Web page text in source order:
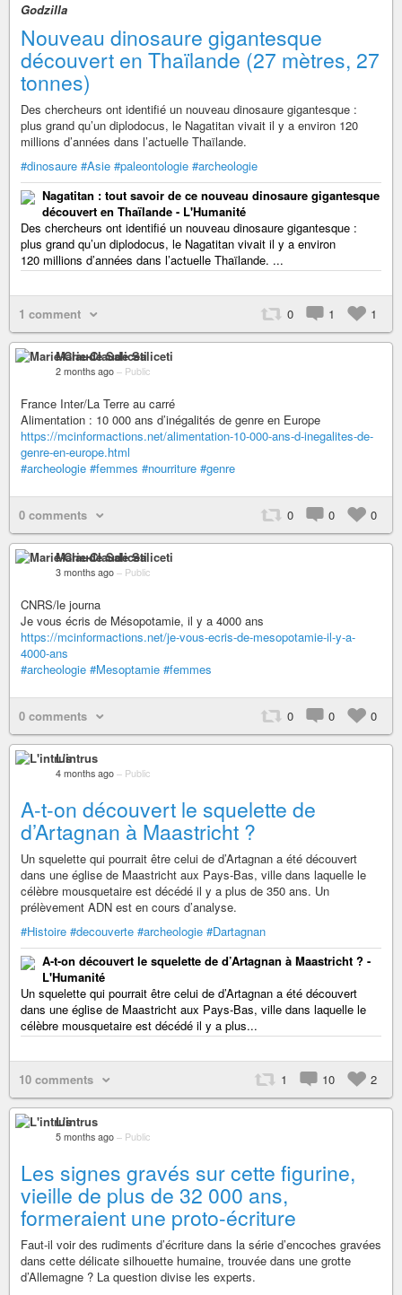
Godzilla
Nouveau dinosaure gigantesque
découvert en Thaïlande (27 mètres, 27
tonnes)
Des chercheurs ont identifié un nouveau dinosaure gigantesque :
plus grand qu’un diplodocus, le Nagatitan vivait il y a environ 120
millions d’années dans l’actuelle Thaïlande.
#dinosaure #Asie #paleontologie #archeologie
Nagatitan : tout savoir de ce nouveau dinosaure gigantesque
découvert en Thaïlande - L'Humanité
Des chercheurs ont identifié un nouveau dinosaure gigantesque :
plus grand qu’un diplodocus, le Nagatitan vivait il y a environ
120 millions d’années dans l’actuelle Thaïlande. ...
1 comment 0 1 1
Marie-Claude Saliceti
2 months ago – Public
France Inter/La Terre au carré
Alimentation : 10 000 ans d’inégalités de genre en Europe
https://mcinformactions.net/alimentation-10-000-ans-d-inegalites-de-
genre-en-europe.html
#archeologie #femmes #nourriture #genre
0 comments 0 0 0
Marie-Claude Saliceti
3 months ago – Public
CNRS/le journa
Je vous écris de Mésopotamie, il y a 4000 ans
https://mcinformactions.net/je-vous-ecris-de-mesopotamie-il-y-a-
4000-ans
#archeologie #Mesoptamie #femmes
0 comments 0 0 0
L'intrus
4 months ago – Public
A-t-on découvert le squelette de
d’Artagnan à Maastricht ?
Un squelette qui pourrait être celui de d’Artagnan a été découvert
dans une église de Maastricht aux Pays-Bas, ville dans laquelle le
célèbre mousquetaire est décédé il y a plus de 350 ans. Un
prélèvement ADN est en cours d’analyse.
#Histoire #decouverte #archeologie #Dartagnan
A-t-on découvert le squelette de d’Artagnan à Maastricht ? -
L'Humanité
Un squelette qui pourrait être celui de d’Artagnan a été découvert
dans une église de Maastricht aux Pays-Bas, ville dans laquelle le
célèbre mousquetaire est décédé il y a plus...
10 comments 1 10 2
L'intrus
5 months ago – Public
Les signes gravés sur cette figurine,
vieille de plus de 32 000 ans,
formeraient une proto-écriture
Faut-il voir des rudiments d’écriture dans la série d’encoches gravées
dans cette délicate silhouette humaine, trouvée dans une grotte
d’Allemagne ? La question divise les experts.